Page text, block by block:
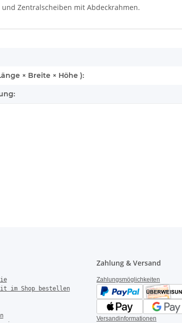
und Zentralscheiben mit Abdeckrahmen.
× Breite × Höhe ):
im Shop bestellen
Zahlung & Versand
Zahlungsmöglichkeiten
Versandinformationen